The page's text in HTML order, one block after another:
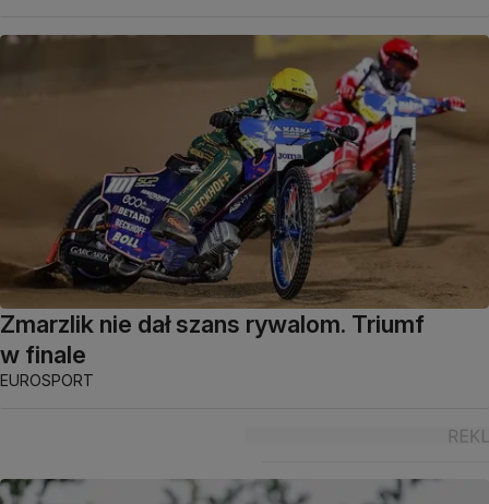
Zmarzlik nie dał szans rywalom. Triumf
w finale
EUROSPORT